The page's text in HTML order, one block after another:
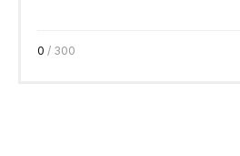
0 / 300